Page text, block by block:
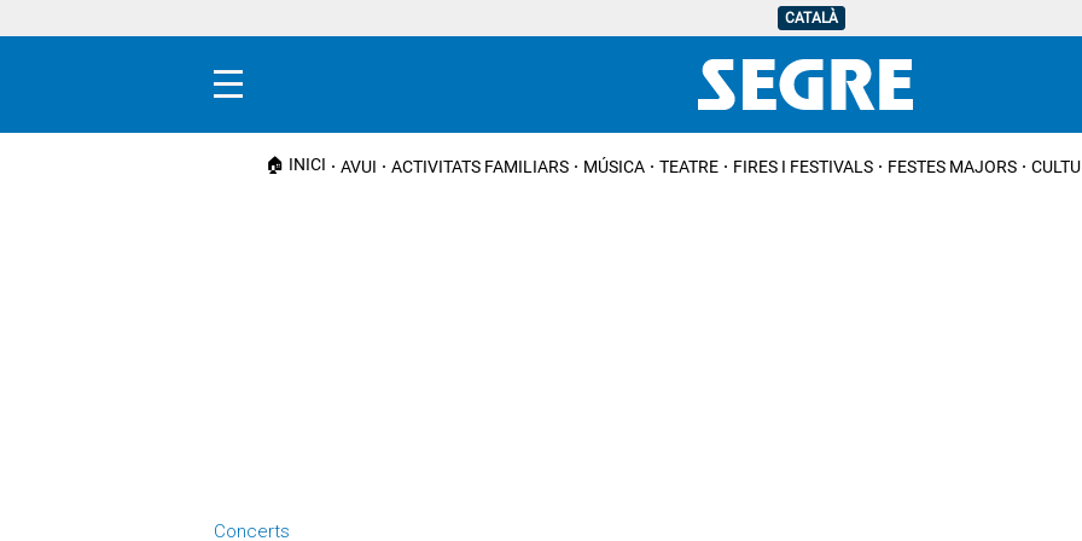
CATALÀ
Menú
🏠 INICI AVUI ACTIVITATS FAMILIARS MÚSICA TEATRE FIRES I FESTIVALS FESTES MAJORS
Concerts